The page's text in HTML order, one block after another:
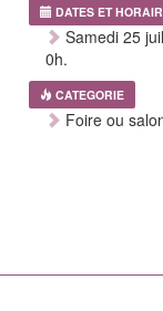
DATES ET
Samedi 25
0h.
CATEGORIE
Foire ou